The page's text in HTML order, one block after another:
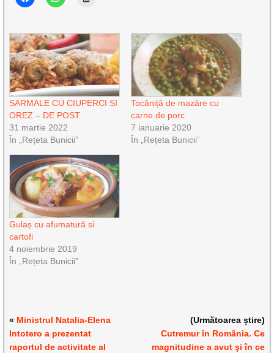
SARMALE CU CIUPERCI SI
OREZ – DE POST
31 martie 2022
În „Rețeta Bunicii”
Tocăniță de mazăre cu
carne de porc
7 ianuarie 2020
În „Rețeta Bunicii”
Gulaș cu afumatură si
cartofi
4 noiembrie 2019
În „Rețeta Bunicii”
« Ministrul Natalia-Elena
Intotero a prezentat
raportul de activitate al
(Următoarea știre)
Cutremur în România. Ce
magnitudine a avut şi în ce